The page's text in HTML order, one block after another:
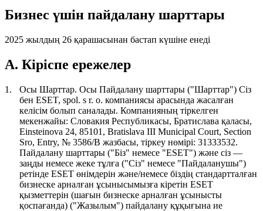
Бизнес үшін пайдалану шарттары
2025 жылдың 26 қарашасынан бастап күшіне енеді
A. Кіріспе ережелер
1. Осы Шарттар. Осы Пайдалану шарттары ("Шарттар") Сіз
бен ESET, spol. s r. o. компаниясы арасында жасалған
келісім болып саналады. Компанияның тіркелген
мекенжайы: Словакия Республикасы, Братислава қаласы,
Einsteinova 24, 85101, Bratislava III Municipal Court, Section
Sro, Entry, № 3586/B жазбасы, тіркеу нөмірі: 31333532.
Пайдалану шарттары ("Біз" немесе "ESET") және сіз —
заңды немесе жеке тұлға ("Сіз" немесе "Пайдаланушы")
ретінде ESET өнімдерін және/немесе біздің стандартталған
бизнеске арналған ұсынысымызға кіретін ESET
қызметтерін (шағын бизнеске арналған ұсынысты
қоспағанда) ("Жазылым") пайдалану құқығына ие